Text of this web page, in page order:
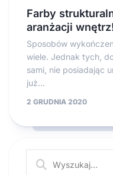
Farby
aranżacji
Sposobów
wiele. Jednak tych,
sami, nie posiadając
już...
2 GRUDNIA 2020